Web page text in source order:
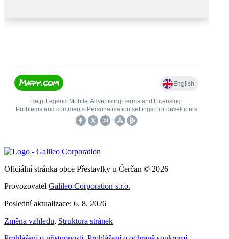
Oficiální stránka obce Přestavlky u Čerčan © 2026
Provozovatel Galileo Corporation s.r.o.
Poslední aktualizace: 6. 8. 2026
Změna vzhledu, Struktura stránek